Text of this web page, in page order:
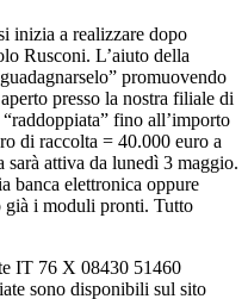
inizia a realizzare dopo
Rusconi. L’aiuto della
promuovendo
presso la nostra filiale di
fino all’importo
di raccolta = 40.000 euro a
attiva da lunedì 3 maggio.
banca elettronica oppure
già i moduli pronti. Tutto
IT 76 X 08430 51460
sono disponibili sul sito